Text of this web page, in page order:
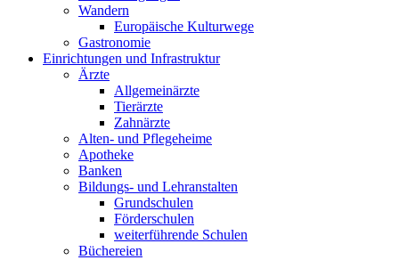
Wandern
Europäische Kulturwege
Gastronomie
Einrichtungen und Infrastruktur
Ärzte
Allgemeinärzte
Tierärzte
Zahnärzte
Alten- und Pflegeheime
Apotheke
Banken
Bildungs- und Lehranstalten
Grundschulen
Förderschulen
weiterführende Schulen
Büchereien